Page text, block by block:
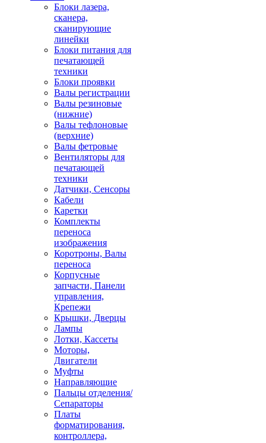
Блоки лазера,
сканера,
сканирующие
линейки
Блоки питания для
печатающей
техники
Блоки проявки
Валы регистрации
Валы резиновые
(нижние)
Валы тефлоновые
(верхние)
Валы фетровые
Вентиляторы для
печатающей
техники
Датчики, Сенсоры
Кабели
Каретки
Комплекты
переноса
изображения
Коротроны, Валы
переноса
Корпусные
запчасти, Панели
управления,
Крепежи
Крышки, Дверцы
Лампы
Лотки, Кассеты
Моторы,
Двигатели
Муфты
Направляющие
Пальцы отделения/
Сепараторы
Платы
форматирования,
контроллера,